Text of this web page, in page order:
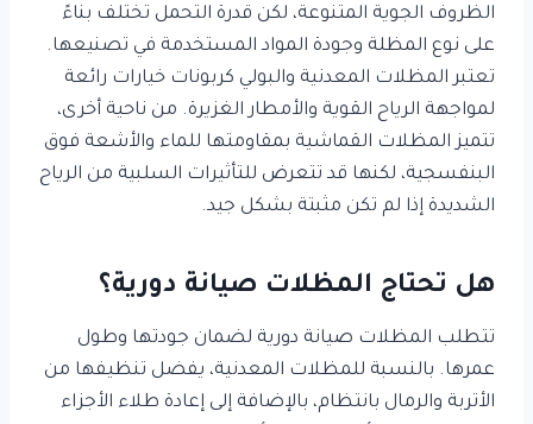
الظروف الجوية المتنوعة، لكن قدرة التحمل تختلف بناءً
على نوع المظلة وجودة المواد المستخدمة في تصنيعها.
تعتبر المظلات المعدنية والبولي كربونات خيارات رائعة
لمواجهة الرياح القوية والأمطار الغزيرة. من ناحية أخرى،
تتميز المظلات القماشية بمقاومتها للماء والأشعة فوق
البنفسجية، لكنها قد تتعرض للتأثيرات السلبية من الرياح
الشديدة إذا لم تكن مثبتة بشكل جيد.
هل تحتاج المظلات صيانة دورية؟
تتطلب المظلات صيانة دورية لضمان جودتها وطول
عمرها. بالنسبة للمظلات المعدنية، يفضل تنظيفها من
الأتربة والرمال بانتظام، بالإضافة إلى إعادة طلاء الأجزاء